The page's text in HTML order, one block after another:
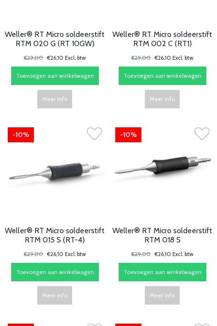
Weller® RT Micro soldeerstift
RTM 020 G (RT 10GW)
€29,00 €26,10 Excl. btw
Toevoegen aan winkelwagen
Meer info
Weller® RT Micro soldeerstift
RTM 002 C (RT1)
€29,00 €26,10 Excl. btw
Toevoegen aan winkelwagen
Meer info
-10%
Weller® RT Micro soldeerstift
RTM 015 S (RT-4)
€29,00 €26,10 Excl. btw
Toevoegen aan winkelwagen
Meer info
-10%
Weller® RT Micro soldeerstift
RTM 018 S
€29,00 €26,10 Excl. btw
Toevoegen aan winkelwagen
Meer info